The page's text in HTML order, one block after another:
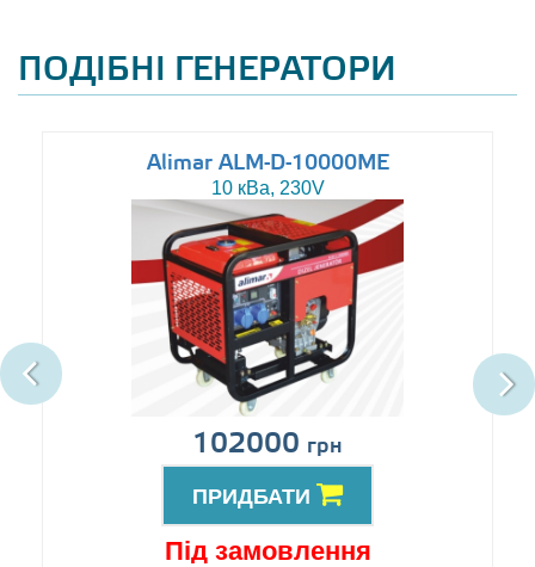
ПОДІБНІ ГЕНЕРАТОРИ
Alimar ALM-D-10000ME
10 кВа, 230V
102000 грн
ПРИДБАТИ
Під замовлення